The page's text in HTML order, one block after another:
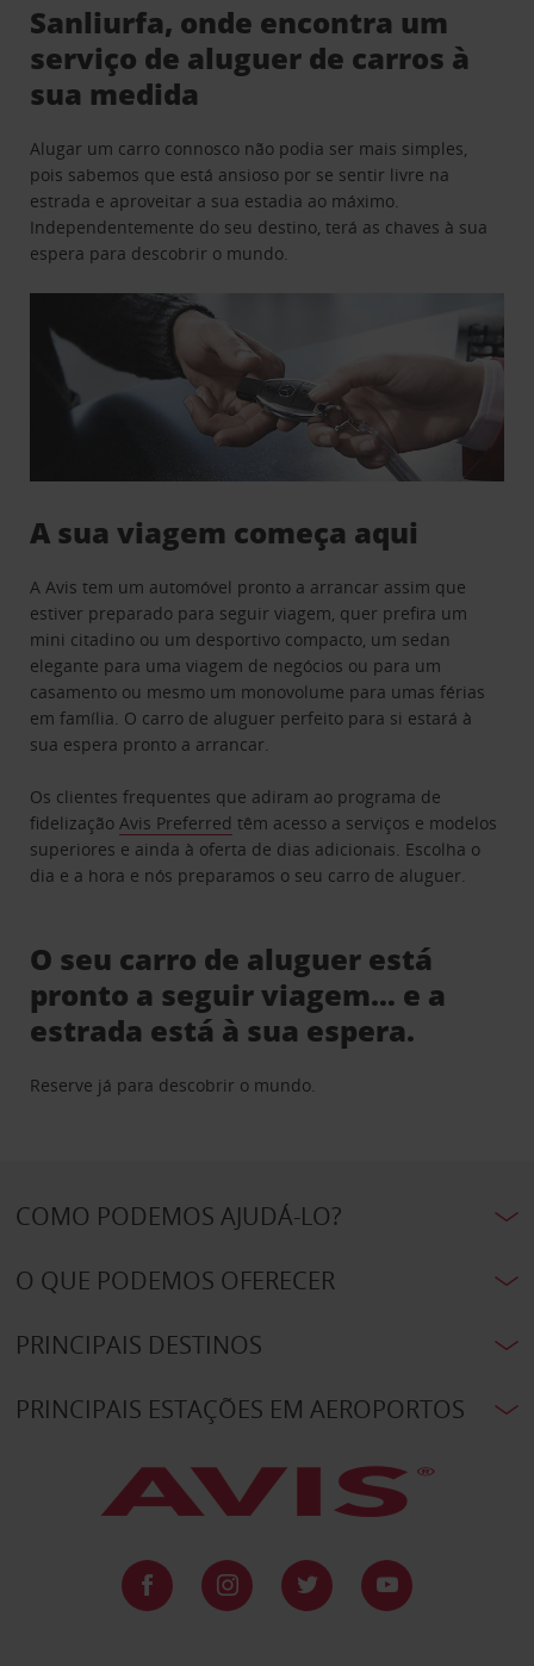
Sanliurfa, onde encontra um
serviço de aluguer de carros à
sua medida
Alugar um carro connosco não podia ser mais simples,
pois sabemos que está ansioso por se sentir livre na
estrada e aproveitar a sua estadia ao máximo.
Independentemente do seu destino, terá as chaves à sua
espera para descobrir o mundo.
A sua viagem começa aqui
A Avis tem um automóvel pronto a arrancar assim que
estiver preparado para seguir viagem, quer prefira um
mini citadino ou um desportivo compacto, um sedan
elegante para uma viagem de negócios ou para um
casamento ou mesmo um monovolume para umas férias
em família. O carro de aluguer perfeito para si estará à
sua espera pronto a arrancar.
Os clientes frequentes que adiram ao programa de
fidelizaçãoAvis Preferred têm acesso a serviços e modelos
superiores e ainda à oferta de dias adicionais. Escolha o
dia e a hora e nós preparamos o seu carro de aluguer.
O seu carro de aluguer está
pronto a seguir viagem… e a
estrada está à sua espera.
Reserve já para descobrir o mundo.
COMO PODEMOS AJUDÁ-LO?
O QUE PODEMOS OFERECER
PRINCIPAIS DESTINOS
PRINCIPAIS ESTAÇÕES EM AEROPORTOS